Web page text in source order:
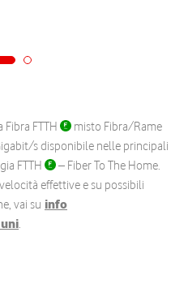
FTTH
misto Fibra/Rame
s disponibile nelle principali
FTTH
– Fiber To The Home.
effettive e su possibili
vai su info
.